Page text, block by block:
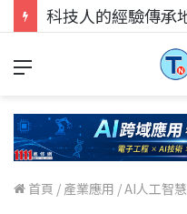
首頁 / 產業應用 /AI人工智慧